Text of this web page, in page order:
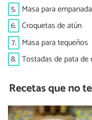
5. Masa para
6. Croquetas de atún
7. Masa para tequeños
8. Tostadas de pata de
Recetas que no